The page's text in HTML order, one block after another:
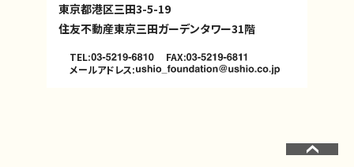
東京都港区三田3-5-19
住友不動産東京三田ガーデンタワー31階
TEL:
FAX:
メールアドレス: